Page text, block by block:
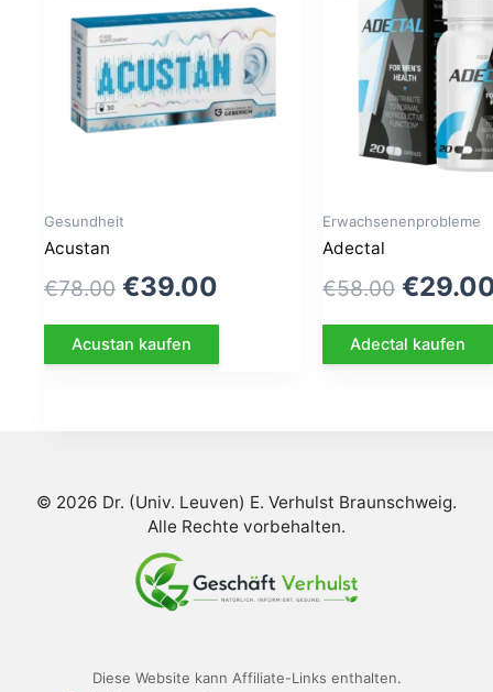
Gesundheit
Acustan
€78.00 Le
prix
initial
€39.00
prix
Acustan kaufen
Erwachsenenprobleme
Adectal
€58.00 Le
prix
initial
€
Adectal kaufen
© 2026 Dr. (Univ. Leuven) E. Verhulst Braunschweig.
Alle Rechte vorbehalten.
Diese Website kann Affiliate-Links enthalten.